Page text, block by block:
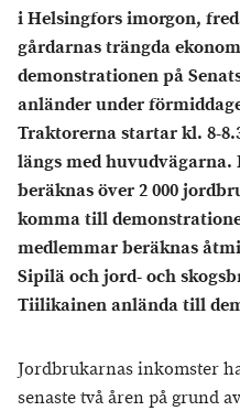
i Helsingfors imorgon,
gårdarnas trängda
demonstrationen på
anländer under
Traktorerna startar kl. 8-
längs med
beräknas över 2 000
komma till
medlemmar beräknas
Sipilä och jord- och
Tiilikainen anlända till
Jordbrukarnas inkomster
senaste två åren på grund